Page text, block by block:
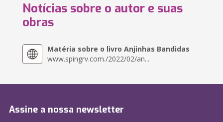
Notícias sobre o autor e suas
obras
Matéria sobre o livro Anjinhas Bandidas
www.spingrv.com./2022/02/an...
Assine a nossa newsletter